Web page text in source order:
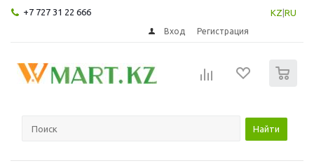
+7 727 31 22 666 KZ RU
Вход Регистрация
Найти